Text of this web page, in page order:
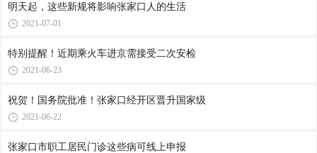
明天起，这些新规将影响张家口人的生活
2021-07-01
特别提醒！近期乘火车进京需接受二次安检
2021-06-23
祝贺！国务院批准！张家口经开区晋升国家级
2021-06-22
张家口市职工居民门诊这些病可线上申报